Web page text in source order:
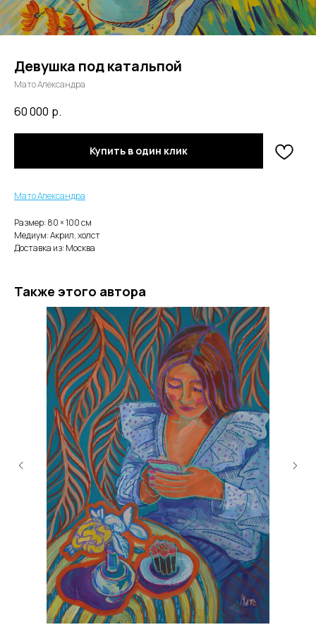
Девушка под катальпой
Мато Александра
60 000 р.
Купить в один клик
Мато Александра
Размер: 80 × 100 cм
Медиум: Акрил, холст
Доставка из: Москва
Также этого автора
В каталог
Нужна помощь с заказом?